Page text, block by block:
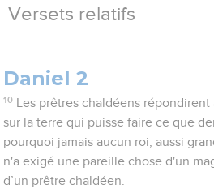
Versets relatifs
Daniel 2
10
Les prêtres chaldéens
sur la terre qui puisse faire ce que
pourquoi jamais aucun roi, aussi
n'a exigé une pareille chose d'un
d’un prêtre chaldéen.